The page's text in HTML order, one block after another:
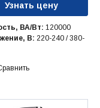
Узнать цену
ВА/Вт: 120000
В: 220-240 / 380-